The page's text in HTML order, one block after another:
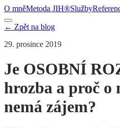
O mněMetoda JIH®Služby
← Zpět na blog
29. prosince 2019
Je OSOBNÍ
hrozba a proč o
nemá zájem?